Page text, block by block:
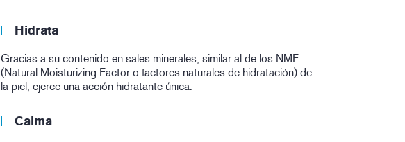
Hidrata
Gracias a su contenido en sales minerales, similar al de los NMF
(Natural Moisturizing Factor o factores naturales de hidratación) de
la piel, ejerce una acción hidratante única.
Calma